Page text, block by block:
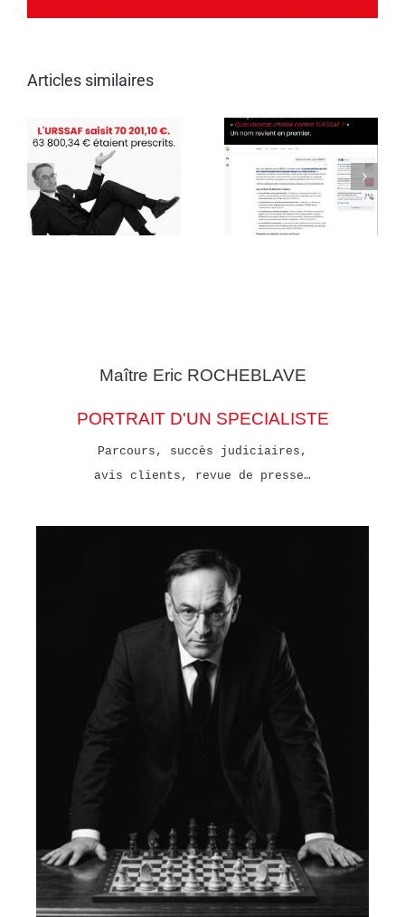
Articles similaires
Maître Eric ROCHEBLAVE
PORTRAIT D'UN SPECIALISTE
Parcours, succès judiciaires,
avis clients, revue de presse…